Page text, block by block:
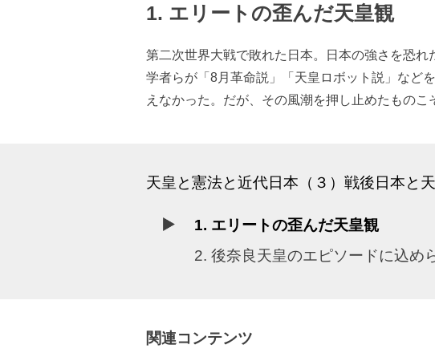
1. エリートの歪んだ天皇観
第二次世界大戦で敗れた日本。日本の強さを恐
学者らが「8月革命説」「天皇ロボット説」など
えなかった。だが、その風潮を押し止めたもの
天皇と憲法と近代日本（３）戦後日本と
1. エリートの歪んだ天皇観
2. 後奈良天皇のエピソードに込め
関連コンテンツ